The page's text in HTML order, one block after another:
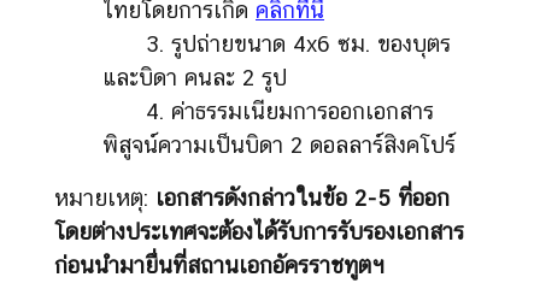
ไทยโดยการเกิด คลิกที่นี่
3. รูปถ่ายขนาด 4x6 ซม. ของบุตร
และบิดา คนละ 2 รูป
4. ค่าธรรมเนียมการออกเอกสาร
พิสูจน์ความเป็นบิดา 2 ดอลลาร์สิงคโปร์
หมายเหตุ: เอกสารดังกล่าวในข้อ 2-5 ที่ออก
โดยต่างประเทศจะต้องได้รับการรับรองเอกสาร
ก่อนนำมายื่นที่สถานเอกอัครราชทูตฯ